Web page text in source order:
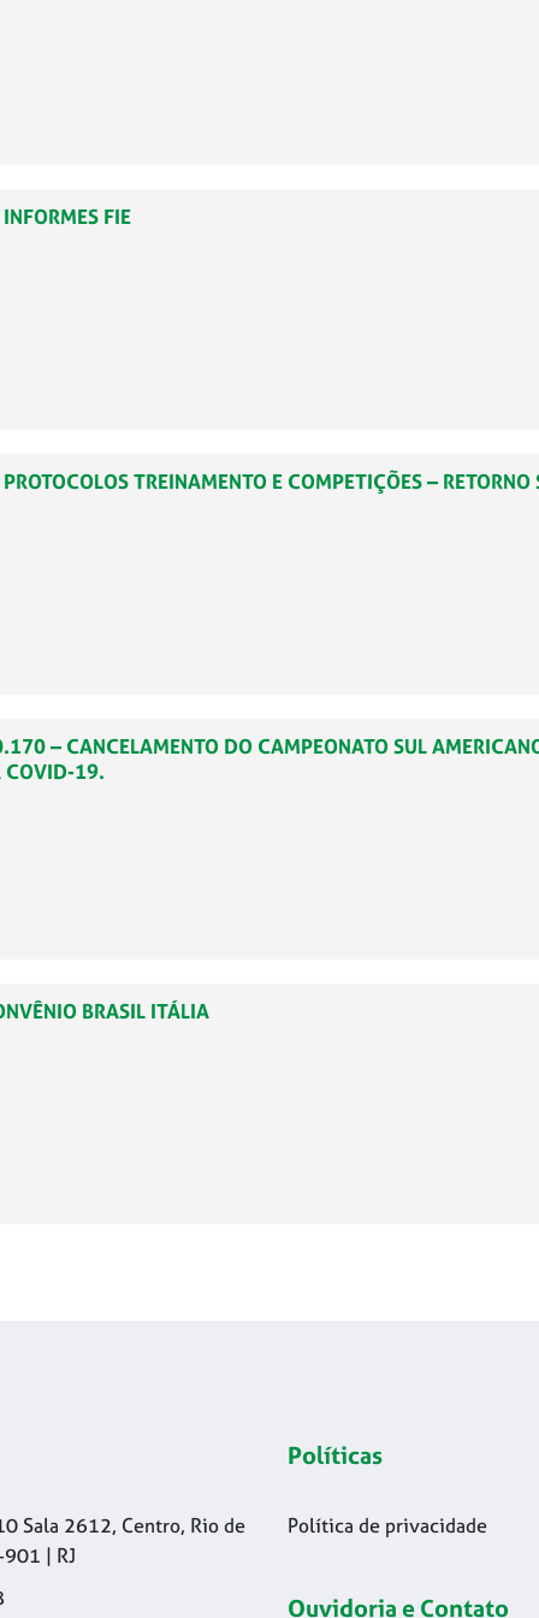
FIE
TREINAMENTO E COMPETIÇÕES – RETORNO
– CANCELAMENTO DO CAMPEONATO SUL
COVID-19.
BRASIL ITÁLIA
Sala 2612, Centro, Rio de
| RJ
Políticas
Política de privacidade
Ouvidoria e Contato